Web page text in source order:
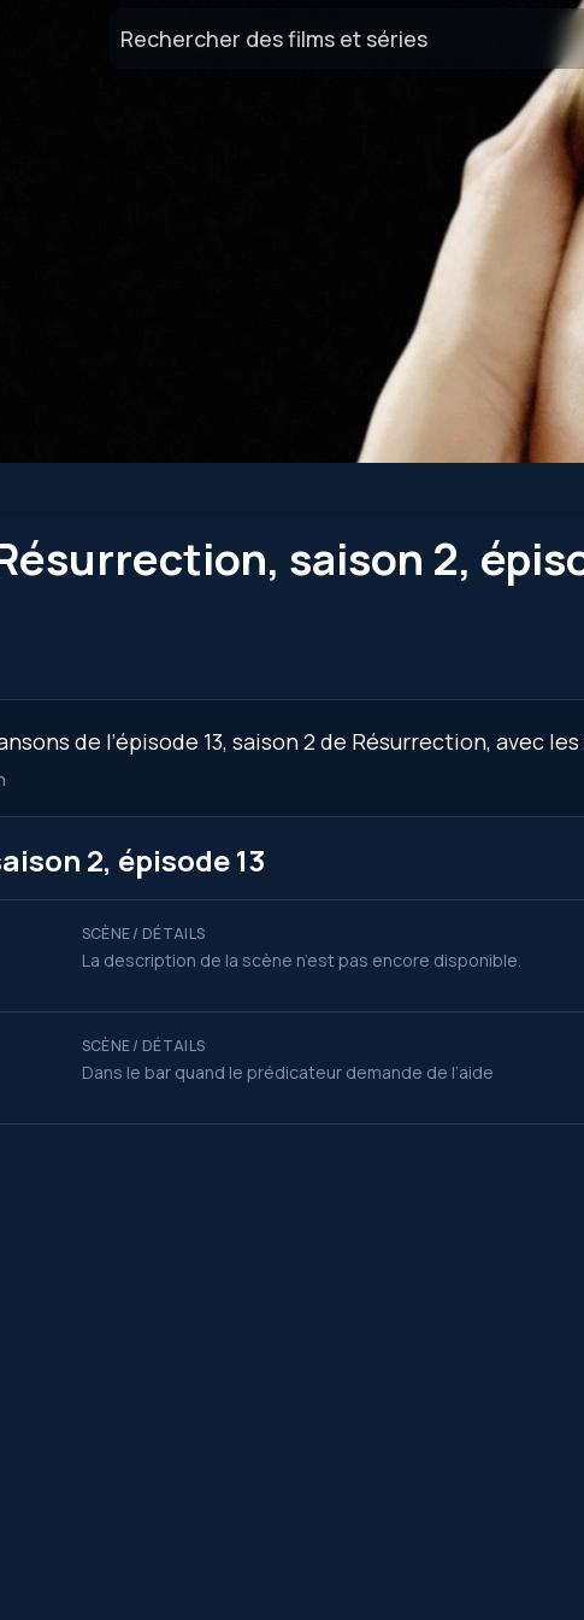
saison 2,
de l’épisode 13, saison 2 de Résurrection, avec
2, épisode 13
SCÈNE / DÉTAILS
La description de la scène n’est pas encore disponible.
SCÈNE / DÉTAILS
Dans le bar quand le prédicateur demande de l’aide